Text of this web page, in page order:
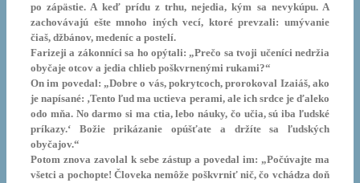
po zápästie. A keď prídu z trhu, nejedia, kým sa nevykúpu. A
zachovávajú ešte mnoho iných vecí, ktoré prevzali: umývanie
čiaš, džbánov, medeníc a postelí.
Farizeji a zákonníci sa ho opýtali: „Prečo sa tvoji učeníci nedržia
obyčaje otcov a jedia chlieb poškvrnenými rukami?“
On im povedal: „Dobre o vás, pokrytcoch, prorokoval Izaiáš, ako
je napísané: ‚Tento ľud ma uctieva perami, ale ich srdce je ďaleko
odo mňa. No darmo si ma ctia, lebo náuky, čo učia, sú iba ľudské
príkazy.‘ Božie prikázanie opúšťate a držíte sa ľudských
obyčajov.“
Potom znova zavolal k sebe zástup a povedal im: „Počúvajte ma
všetci a pochopte! Človeka nemôže poškvrniť nič, čo vchádza doň